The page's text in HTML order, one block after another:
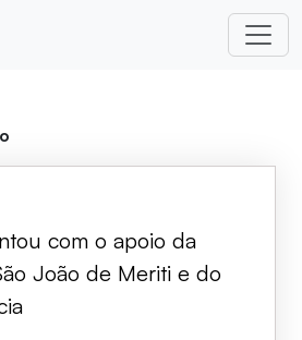
com o apoio da
João de Meriti e do